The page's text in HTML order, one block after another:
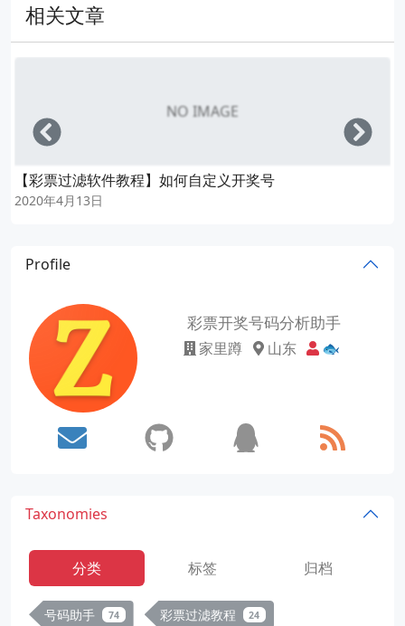
相关文章
NO IMAGE
【彩票过滤软件教程】如何自定义开奖号
2020年4月13日
Left
Profile
彩票开奖号码分析助手
家里蹲 山东 🐟
Taxonomies
分类 标签 归档
号码助手 74 彩票过滤教程 24